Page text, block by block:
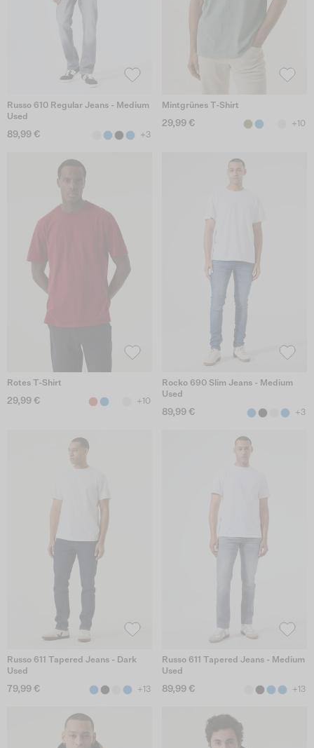
Russo 610 Regular Jeans - Medium
Used
89,99 € +3
Mintgrünes T-Shirt
29,99 € +10
Rotes T-Shirt
29,99 € +10
Rocko 690 Slim Jeans - Medium
Used
89,99 € +3
Russo 611 Tapered Jeans - Dark
Used
79,99 € +13
Russo 611 Tapered Jeans - Medium
Used
89,99 € +13